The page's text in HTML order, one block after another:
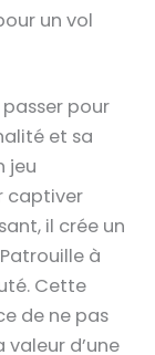
un vol
passer pour
et sa
jeu
captiver
il crée un
à
Cette
de ne pas
d’une